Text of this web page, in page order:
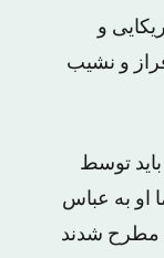
و
و نشیب
باید توسط
او به عباس
مطرح شدند